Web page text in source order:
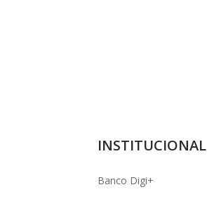
INSTITUCIONAL
Banco Digi+